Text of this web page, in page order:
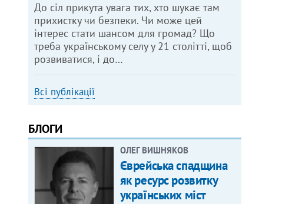
До сіл прикута увага тих, хто шукає там
прихистку чи безпеки. Чи може цей
інтерес стати шансом для громад? Що
треба українському селу у 21 столітті, щоб
розвиватися, і до…
Всі публікації
БЛОГИ
ОЛЕГ ВИШНЯКОВ
Єврейська спадщина
як ресурс розвитку
українських міст